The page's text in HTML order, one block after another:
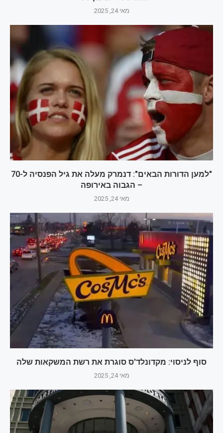
מאי 24, 2025
"למען הדורות הבאים": דנמרק מעלה את גיל הפנסיה ל-70
– הגבוה באירופה
מאי 24, 2025
סוף לניסוי: מקדונלד'ס סוגרת את רשת המשקאות שלה
מאי 24, 2025